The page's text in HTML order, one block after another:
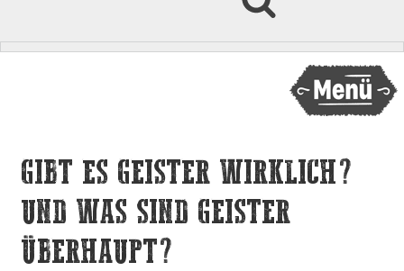
GIBT ES GEISTER WIRKLICH?
UND WAS SIND GEISTER
ÜBERHAUPT?